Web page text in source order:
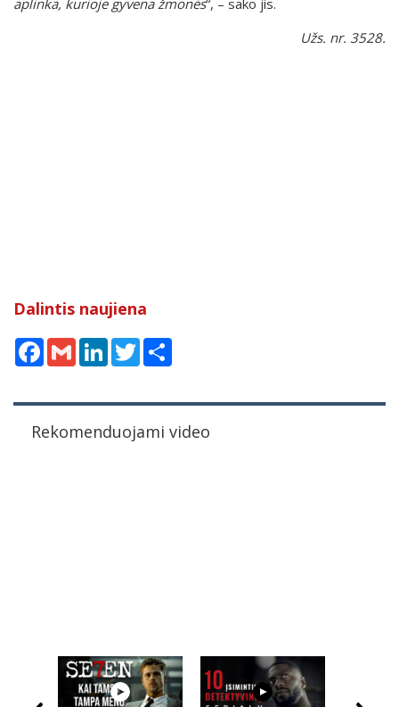
Užs. nr. 3528.
Dalintis naujiena
FacebookGmail LinkedInTwitter
Rekomenduojami video